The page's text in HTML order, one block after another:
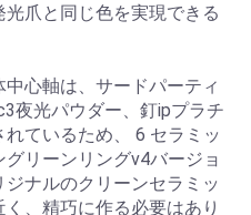
爪と同じ色を実現できる
心軸は、サードパーティ
夜光パウダー、釘ipプラチ
ているため、 6 セラミッ
リーンリングv4バージョ
ナルのクリーンセラミッ
、精巧に作る必要はあり